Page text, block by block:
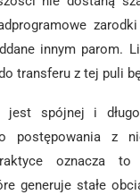
innym parom.
transferu z tej puli
jest spójnej i
postępowania z
oznacza
generuje stałe